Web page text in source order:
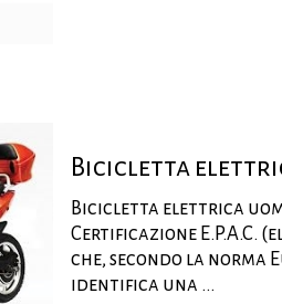
Bicicletta
Bicicletta elettrica
Certificazione E.P.A.C.
che, secondo la norma
identifica una ...